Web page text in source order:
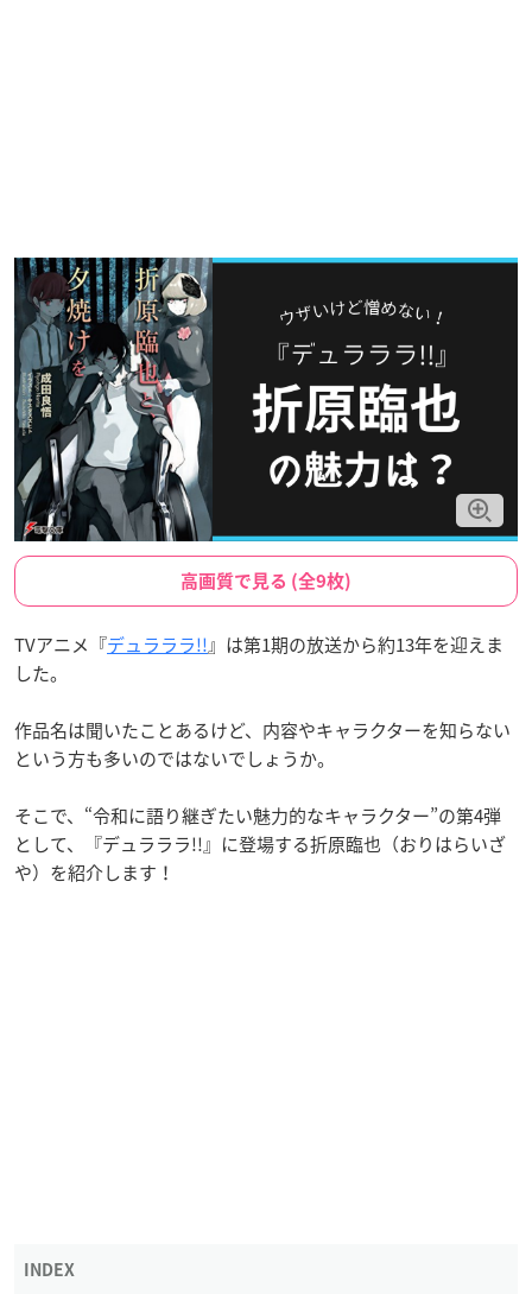
高画質で見る (全9枚)
TVアニメ『デュラララ!!』は第1期の放送から約13年を迎えま
した。
作品名は聞いたことあるけど、内容やキャラクターを知らない
という方も多いのではないでしょうか。
そこで、“令和に語り継ぎたい魅力的なキャラクター”の第4弾
として、『デュラララ!!』に登場する折原臨也（おりはらいざ
や）を紹介します！